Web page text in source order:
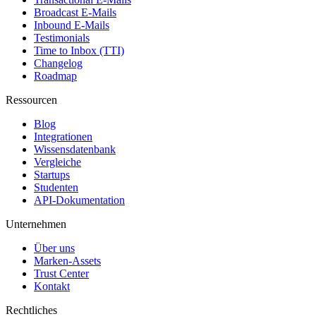
Broadcast E-Mails
Inbound E-Mails
Testimonials
Time to Inbox (TTI)
Changelog
Roadmap
Ressourcen
Blog
Integrationen
Wissensdatenbank
Vergleiche
Startups
Studenten
API-Dokumentation
Unternehmen
Über uns
Marken-Assets
Trust Center
Kontakt
Rechtliches